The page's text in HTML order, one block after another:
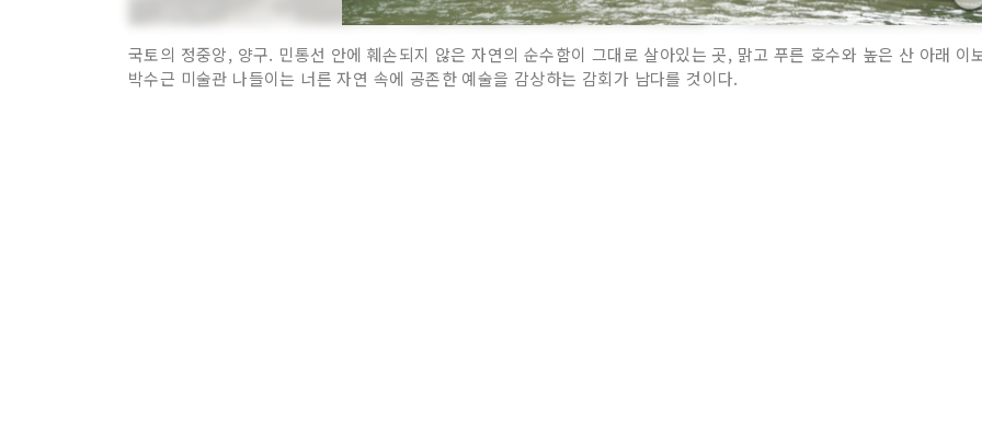
국토의 정중앙, 양구. 민통선 안에 훼손되지 않은 자연의 순수함이 그대로 살아있는 곳, 맑고 푸른 호수와 높은 산 아래
박수근 미술관 나들이는 너른 자연 속에 공존한 예술을 감상하는 감회가 남다를 것이다.